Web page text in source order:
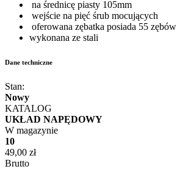
na średnicę piasty 105mm
wejście na pięć śrub mocujących
oferowana zębatka posiada 55 zębów
wykonana ze stali
Dane techniczne
Stan:
Nowy
KATALOG
UKŁAD NAPĘDOWY
W magazynie
10
49,00 zł
Brutto